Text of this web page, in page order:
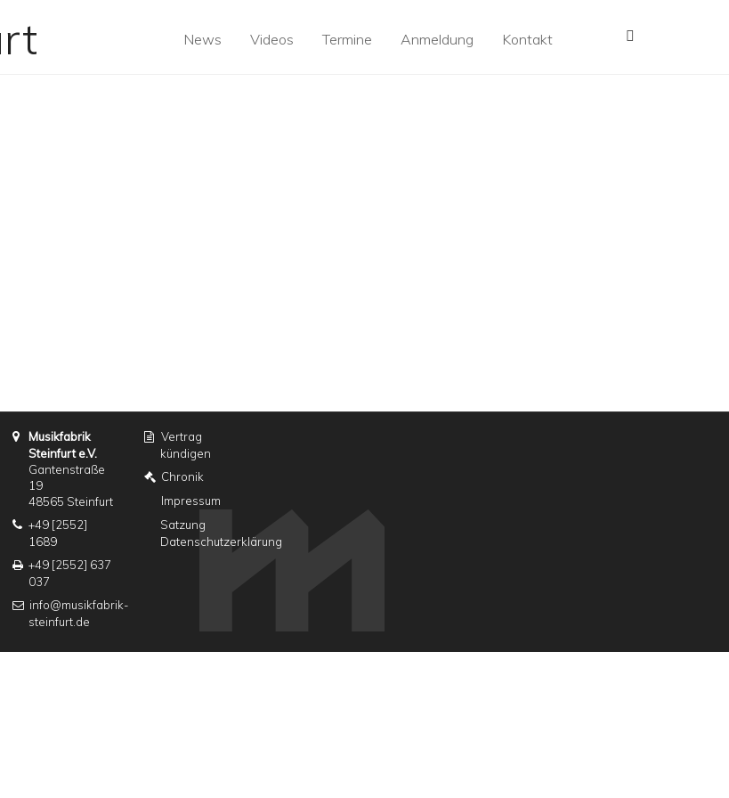
News Videos Termine Anmeldung Kontakt
Musikfabrik
Steinfurt e.V.
Gantenstraße
19
48565 Steinfurt
+49 [2552]
1689
+49 [2552] 637
037
info@musikfabrik-
steinfurt.de
Vertrag
kündigen
Chronik
Impressum
Satzung
Datenschutzerklärung